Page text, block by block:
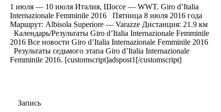
1 июля — 10 июля Италия, Шоссе — WWT. Giro d’Italia
Internazionale Femminile 2016 Пятница 8 июля 2016 года
Маршрут: Albisola Superiore — Varazze Дистанция: 21.9 км
Календарь/Результаты Giro d’Italia Internazionale Femminile
2016 Все новости Giro d’Italia Internazionale Femminile 2016
Результаты седьмого этапа Giro d’Italia Internazionale
Femminile 2016. [customscript]adspost1[/customscript]
Запись